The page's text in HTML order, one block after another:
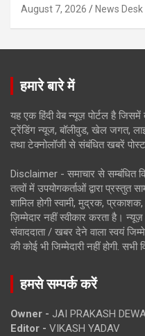
August 7, 2026 News Desk
हमारे बारे में
यह एक हिंदी वेब न्यूज़ पोर्टल है
ट्रेंडिंग न्यूज, बॉलीवुड, खेल जगत,
तथा टेक्नोलॉजी से संबंधित खबरें
Disclaimer - समाचार से सम्बंधित
तत्वों में उपयोगकर्ताओं द्वारा प्रस्तुत
शामिल होगी स्वामी, मुद्रक,
ज़िम्मेदार नहीं स्वीकार करता है।
संवाददाता / खबर देने वाला स्वयं
की कोई भी जिम्मेदारी नहीं होगी. सभी
हमसे सम्पर्क करें
Owner - JAI PRAKASH
Editor - VIKASH YADAV